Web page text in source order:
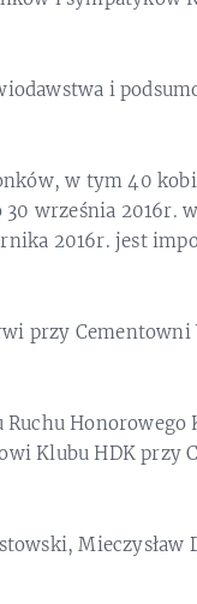
i
w tym 40
września 2016r.
2016r. jest
przy
Ruchu
Klubu HDK przy